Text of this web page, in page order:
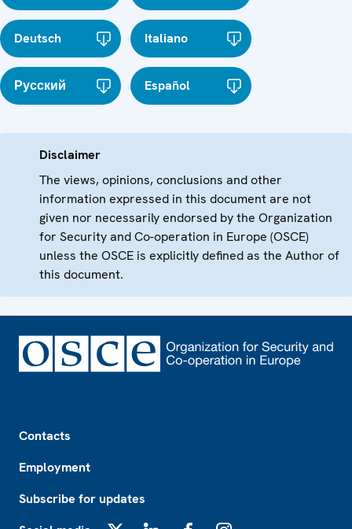
Deutsch Italiano
Русский Español
Disclaimer
The views, opinions, conclusions and other
information expressed in this document are not
given nor necessarily endorsed by the Organization
for Security and Co-operation in Europe (OSCE)
unless the OSCE is explicitly defined as the Author of
this document.
Contacts
Employment
Subscribe for updates